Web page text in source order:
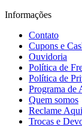
Informações
Contato
Cupons e
Ouvidoria
Política de
Política de
Programa de
Quem somos
Reclame Aqui
Trocas e